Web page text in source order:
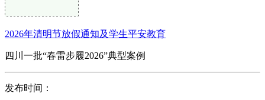
2026年清明节放假通知及学生平安教育
四川一批“春雷步履2026”典型案例
发布时间：